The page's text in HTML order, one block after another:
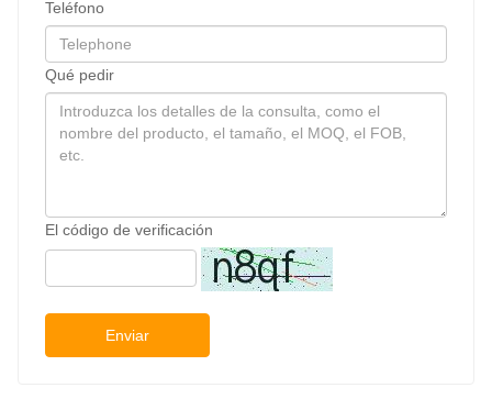
Teléfono
Qué pedir
El código de verificación
Enviar